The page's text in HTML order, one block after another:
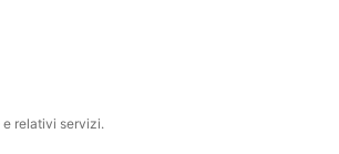
relativi servizi.